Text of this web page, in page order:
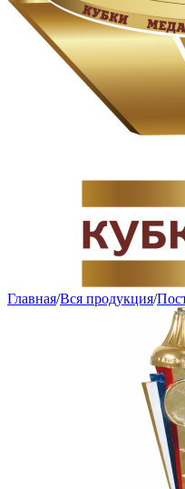
Главная/Вся продукция/